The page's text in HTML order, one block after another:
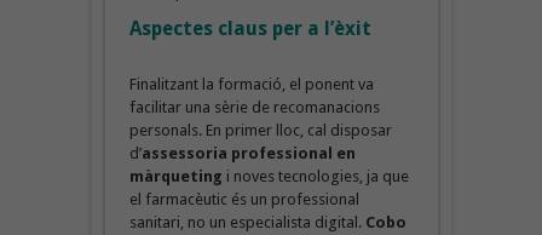
Aspectes claus per a l’èxit
Finalitzant la formació, el ponent va
facilitar una sèrie de recomanacions
personals. En primer lloc, cal disposar
d’assessoria professional en
màrqueting i noves tecnologies, ja que
el farmacèutic és un professional
sanitari, no un especialista digital. Cobo